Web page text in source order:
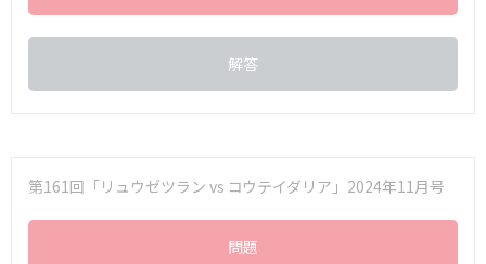
解答
第161回「リュウゼツラン vs コウテイダリア」2024年11月号
問題